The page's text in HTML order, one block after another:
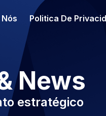
Politica De
News
estratégico